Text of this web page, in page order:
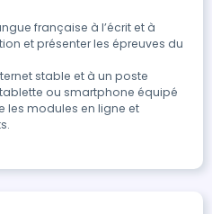
française à l’écrit et à
et présenter les épreuves du
stable et à un poste
ou smartphone équipé
les modules en ligne et